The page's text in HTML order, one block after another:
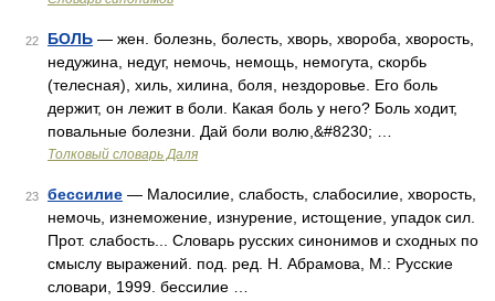
22 БОЛЬ — жен. болезнь, болесть, хворь, хвороба, хворость,
недужина, недуг, немочь, немощь, немогута, скорбь
(телесная), хиль, хилина, боля, нездоровье. Его боль
держит, он лежит в боли. Какая боль у него? Боль ходит,
повальные болезни. Дай боли волю,&#8230; …
Толковый словарь Даля
23 бессилие — Малосилие, слабость, слабосилие, хворость,
немочь, изнеможение, изнурение, истощение, упадок сил.
Прот. слабость... Словарь русских синонимов и сходных по
смыслу выражений. под. ред. Н. Абрамова, М.: Русские
словари, 1999. бессилие …